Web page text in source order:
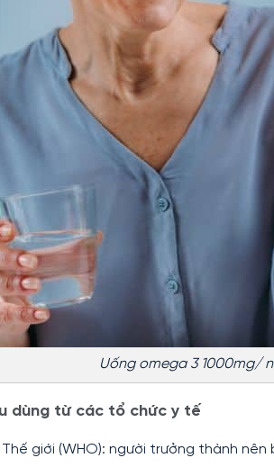
Uống omega 3 1000mg/
dùng từ các tổ chức y tế
giới (WHO): người trưởng thành